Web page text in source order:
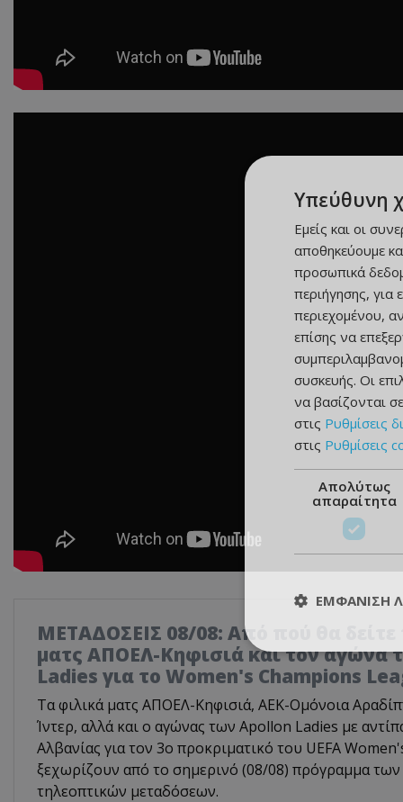
ΜΕΤΑΔΟΣΕΙΣ 08/08: Από πού θα δείτε
ματς ΑΠΟΕΛ-Κηφισιά και τον αγώνα
Ladies για το Women's Champions
Τα φιλικά ματς ΑΠΟΕΛ-Κηφισιά, ΑΕΚ-Ομόνοια
Ίντερ, αλλά και ο αγώνας των Apollon Ladies με
Αλβανίας για τον 3ο προκριματικό του UEFA
ξεχωρίζουν από το σημερινό (08/08) πρόγραμμα
τηλεοπτικών μεταδόσεων.
Υπεύθυνη
Εμείς και οι
αποθηκεύουμε
προσωπικά
περιήγησης, για
περιεχομένου,
επίσης να
συσκευής. Οι
να βασίζονται
στις Ρυθμίσεις
στις Ρυθμίσεις
Απολύτως
απαραίτητα
ΕΜΦΆΝΙΣΗ